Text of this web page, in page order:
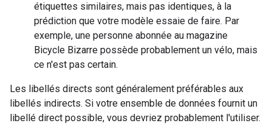
étiquettes similaires, mais pas identiques, à la
prédiction que votre modèle essaie de faire. Par
exemple, une personne abonnée au magazine
Bicycle Bizarre possède probablement un vélo, mais
ce n'est pas certain.
Les libellés directs sont généralement préférables aux
libellés indirects. Si votre ensemble de données fournit un
libellé direct possible, vous devriez probablement l'utiliser.